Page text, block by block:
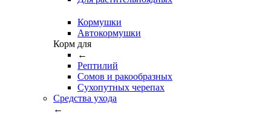
Кормушки
Автокормушки
Корм для
←
Рептилий
Сомов и ракообразных
Сухопутных черепах
Средства ухода
←